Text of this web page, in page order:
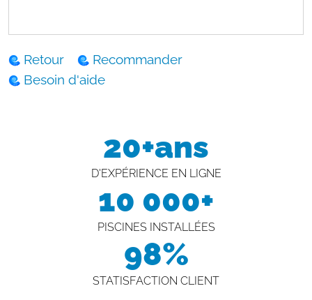
Retour
Recommander
Besoin d'aide
20+ans
D'EXPÉRIENCE EN LIGNE
10 000+
PISCINES INSTALLÉES
98%
STATISFACTION CLIENT